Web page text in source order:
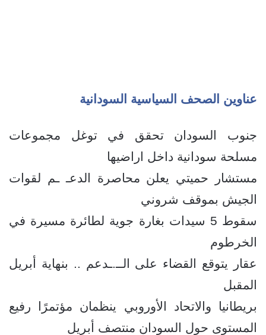
عناوين الصحف السياسية السودانية
جنوب السودان تحقق في توغل مجموعات
مسلحة سودانية داخل اراضيها
مستشار حميتي يعلن محاصرة الدعـ ـم لقوات
الجيش بموقف شروني
سقوط 5 سيدات بغارة جوية لطائرة مسيرة في
الخرطوم
عقار يتوقع القضاء على الــ.ـدعم .. بنهاية أبريل
المقبل
بريطانيا والاتحاد الأوروبي ينظمان مؤتمرًا رفيع
المستوى حول السودان منتصف أبريل